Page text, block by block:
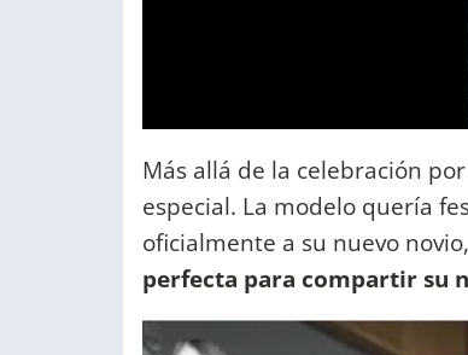
Más allá de la celebración
especial. La modelo quería
oficialmente a su nuevo novio,
perfecta para compartir su